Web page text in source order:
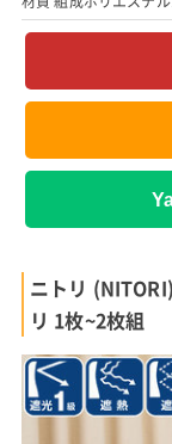
ニトリ
リ 1枚~2枚組